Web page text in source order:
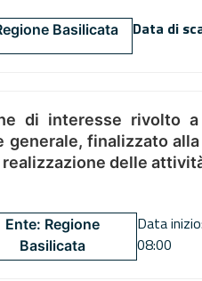
Basilicata Data di
di interesse rivolto
finalizzato
delle
Ente: Regione
Basilicata
Data
08:00